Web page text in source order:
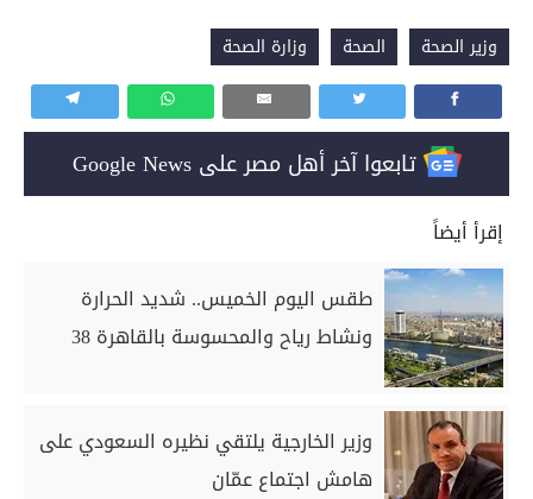
وزير الصحة الصحة وزارة الصحة
تابعوا آخر أهل مصر على Google News
إقرأ أيضاً
طقس اليوم الخميس.. شديد الحرارة
ونشاط رياح والمحسوسة بالقاهرة 38
وزير الخارجية يلتقي نظيره السعودي على
هامش اجتماع عمّان